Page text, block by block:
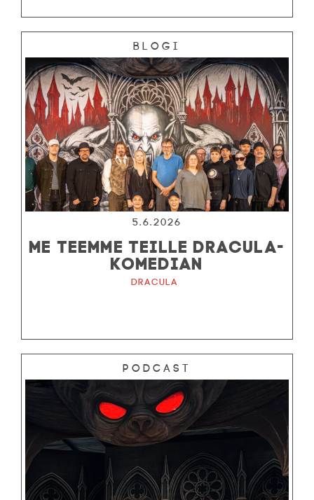
Blogi
5.6.2026
ME TEEMME TEILLE DRACULA-
KOMEDIAN
Dracula
Podcast